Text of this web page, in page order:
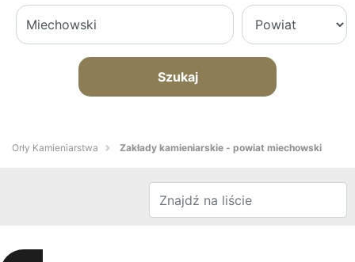
Szukaj
Orły Kamieniarstwa Zakłady kamieniarskie - powiat miechowski